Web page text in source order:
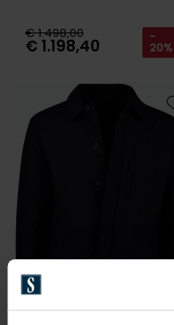
€ 1.498,00
€ 1.198,40 -
20%